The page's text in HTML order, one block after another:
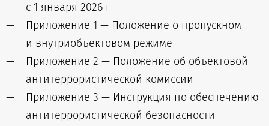
с 1 января 2026 г
Приложение 1 — Положение о пропускном
и внутриобъектовом режиме
Приложение 2 — Положение об объектовой
антитеррористической комиссии
Приложение 3 — Инструкция по обеспечению
антитеррористической безопасности